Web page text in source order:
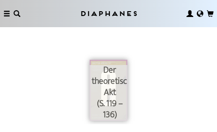
Diaphanes
Der
theoretische
Akt
(S. 119 –
136)